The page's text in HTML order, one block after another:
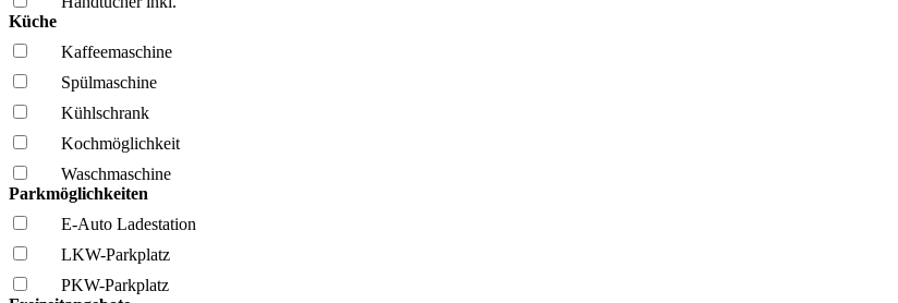
Küche
Kaffee­maschine
Spül­maschine
Kühl­schrank
Kochmöglich­keit
Wasch­maschine
Parkmöglichkeiten
E-Auto Ladestation
LKW-Parkplatz
PKW-Parkplatz